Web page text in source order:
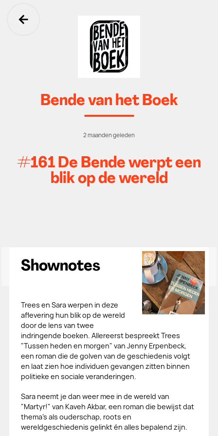
Ga terug
Bende van het Boek
2 maanden geleden
#161 De Bende werpt een
blik op de wereld
Shownotes
Trees en Sara werpen in deze
aflevering hun blik op de wereld
door de lens van twee
indringende boeken. Allereerst bespreekt Trees
"Tussen heden en morgen" van Jenny Erpenbeck,
een roman die de golven van de geschiedenis volgt
en laat zien hoe individuen gevangen zitten binnen
politieke en sociale veranderingen.
Sara neemt je dan weer mee in de wereld van
"Martyr!" van Kaveh Akbar, een roman die bewijst dat
thema’s als ouderschap, roots en
wereldgeschiedenis gelinkt én alles bepalend zijn.